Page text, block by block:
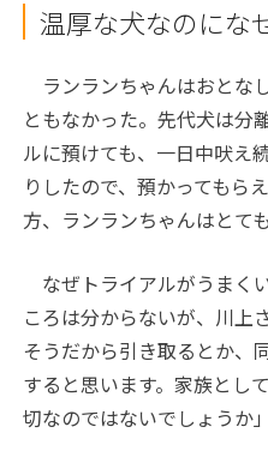
温厚な犬なのにな
ランランちゃんはおとな
ともなかった。先代犬は分
ルに預けても、一日中吠え
りしたので、預かってもら
方、ランランちゃんはとて
なぜトライアルがうまく
ころは分からないが、川上
そうだから引き取るとか、
すると思います。家族とし
切なのではないでしょうか